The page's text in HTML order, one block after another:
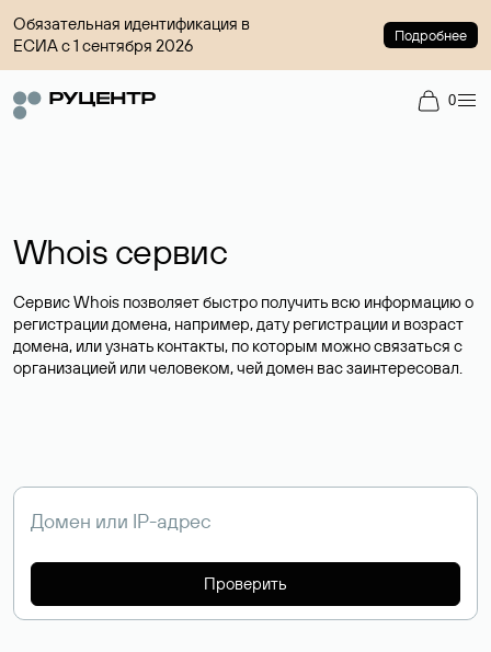
Обязательная идентификация в
ЕСИА с 1 сентября 2026
Подробнее
0
Whois сервис
Сервис Whois позволяет быстро получить всю информацию о
регистрации домена, например, дату регистрации и возраст
домена, или узнать контакты, по которым можно связаться с
организацией или человеком, чей домен вас заинтересовал.
Проверить